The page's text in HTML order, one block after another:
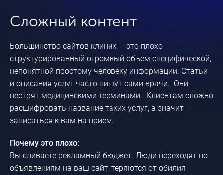
Сложный контент
Большинство сайтов клиник — это плохо
структурированный огромный объем специфической,
непонятной простому человеку информации. Статьи
и описания услуг часто пишут сами врачи. Они
пестрят медицинскими терминами. Клиентам сложно
расшифровать название таких услуг, а значит –
записаться к вам на прием.
Почему это плохо:
Вы сливаете рекламный бюджет. Люди переходят по
объявлениям на ваш сайт, теряются от обилия